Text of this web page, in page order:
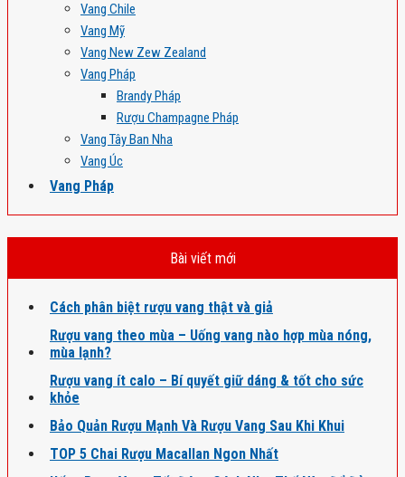
Vang Chile
Vang Mỹ
Vang New Zew Zealand
Vang Pháp
Brandy Pháp
Rượu Champagne Pháp
Vang Tây Ban Nha
Vang Úc
Vang Pháp
Bài viết mới
Cách phân biệt rượu vang thật và giả
Rượu vang theo mùa – Uống vang nào hợp mùa nóng,
mùa lạnh?
Rượu vang ít calo – Bí quyết giữ dáng & tốt cho sức
khỏe
Bảo Quản Rượu Mạnh Và Rượu Vang Sau Khi Khui
TOP 5 Chai Rượu Macallan Ngon Nhất